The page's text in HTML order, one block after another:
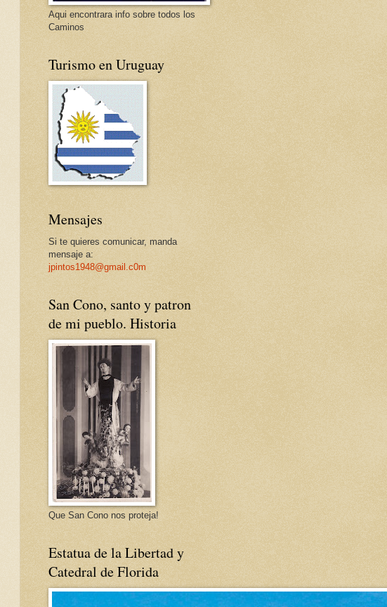
Aqui encontrara info sobre todos los
Caminos
Turismo en Uruguay
Mensajes
Si te quieres comunicar, manda
mensaje a:
jpintos1948@gmail.c0m
San Cono, santo y patron
de mi pueblo. Historia
Que San Cono nos proteja!
Estatua de la Libertad y
Catedral de Florida